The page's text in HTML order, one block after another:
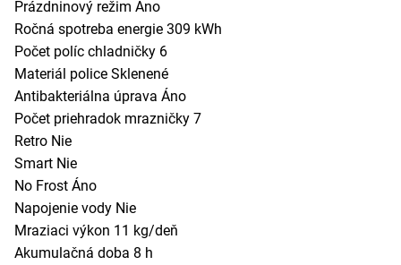
Prázdninový režim Áno
Ročná spotreba energie 309 kWh
Počet políc chladničky 6
Materiál police Sklenené
Antibakteriálna úprava Áno
Počet priehradok mrazničky 7
Retro Nie
Smart Nie
No Frost Áno
Napojenie vody Nie
Mraziaci výkon 11 kg/deň
Akumulačná doba 8 h